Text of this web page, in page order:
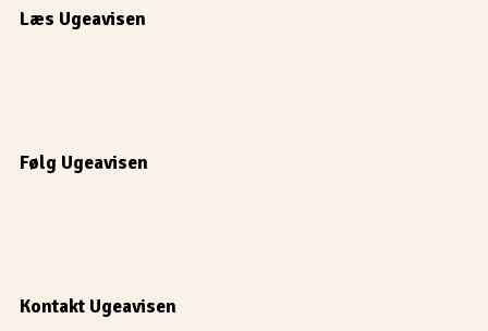
Læs Ugeavisen
Følg Ugeavisen
Kontakt Ugeavisen